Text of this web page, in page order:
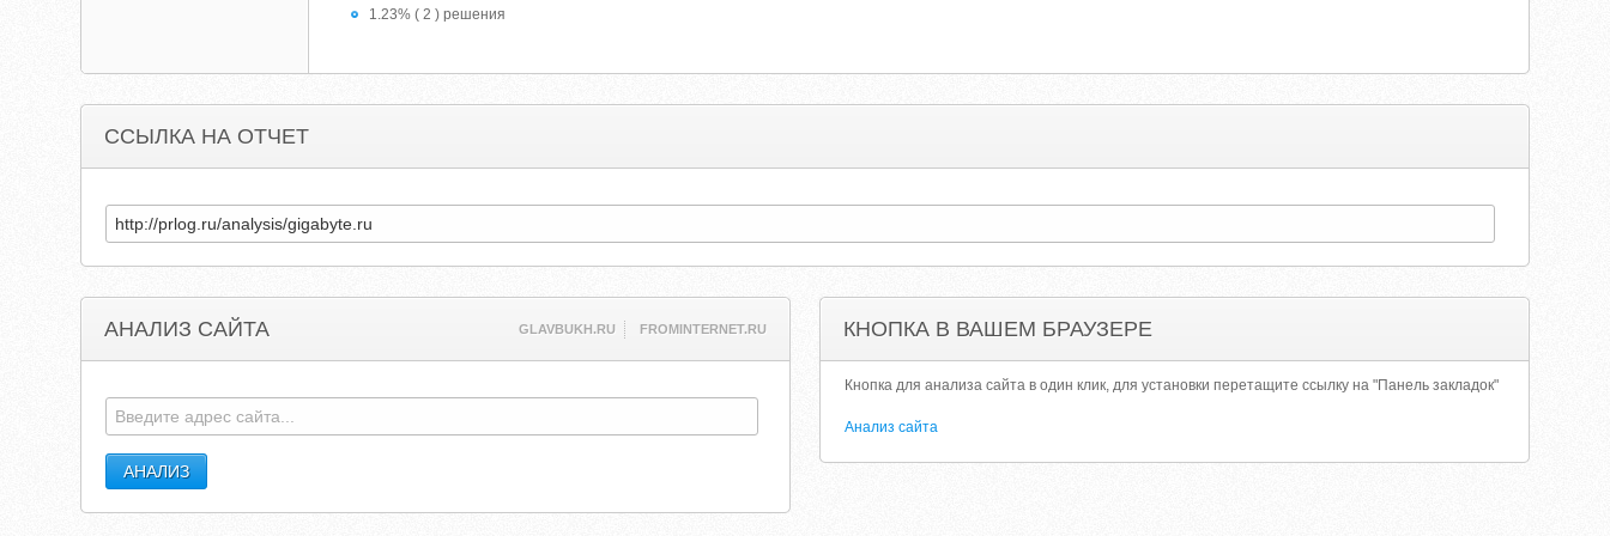
1.23% ( 2 ) решения
ССЫЛКА НА ОТЧЕТ
АНАЛИЗ САЙТА GLAVBUKH.RU FROMINTERNET.RU КНОПКА В ВАШЕМ БРАУЗЕРЕ
Кнопка для анализа сайта в один клик, для установки перетащите ссылку на "Панель закладок"
Анализ сайта